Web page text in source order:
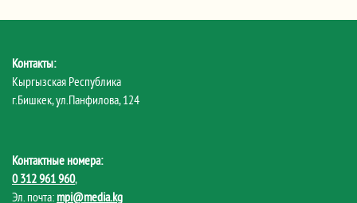
Контакты:
Кыргызская Республика
г.Бишкек, ул.Панфилова, 124
Контактные номера:
0 312 961 960,
Эл. почта: mpi@media.kg